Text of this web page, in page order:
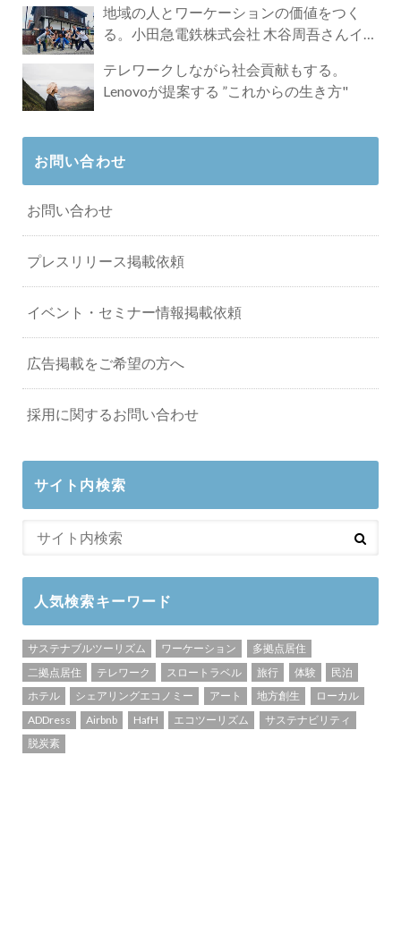
地域の人とワーケーションの価値をつく
る。小田急電鉄株式会社 木谷周吾さんイン
テレワークしながら社会貢献もする。
Lenovoが提案する ”これからの生き方"
お問い合わせ
お問い合わせ
プレスリリース掲載依頼
イベント・セミナー情報掲載依頼
広告掲載をご希望の方へ
採用に関するお問い合わせ
サイト内検索
人気検索キーワード
サステナブルツーリズム ワーケーション
多拠点居住
二拠点居住
テレワーク スロートラベル 旅行 体験
民泊
ホテル
シェアリングエコノミー アート 地方創生
ローカル
ADDress
Airbnb HafH エコツーリズム
サステナビリティ
脱炭素